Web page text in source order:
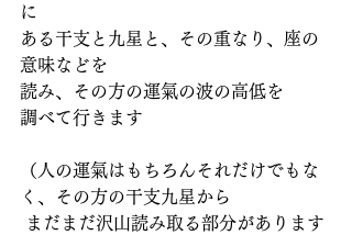
に
ある干支と九星と、その重なり、座の
意味などを
読み、その方の運氣の波の高低を
調べて行きます
（人の運氣はもちろんそれだけでもな
く、その方の干支九星から